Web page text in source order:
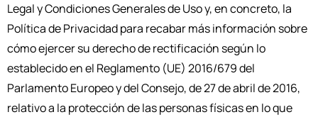
Legal y Condiciones Generales de Uso y, en concreto, la
Política de Privacidad para recabar más información sobre
cómo ejercer su derecho de rectificación según lo
establecido en el Reglamento (UE) 2016/679 del
Parlamento Europeo y del Consejo, de 27 de abril de 2016,
relativo a la protección de las personas físicas en lo que